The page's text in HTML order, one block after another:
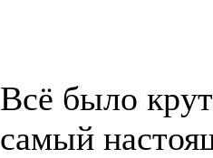
Всё было
самый